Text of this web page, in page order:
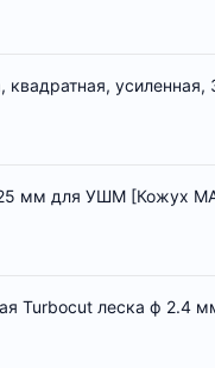
мм для УШМ [Кожух
Turbocut леска ф 2.4